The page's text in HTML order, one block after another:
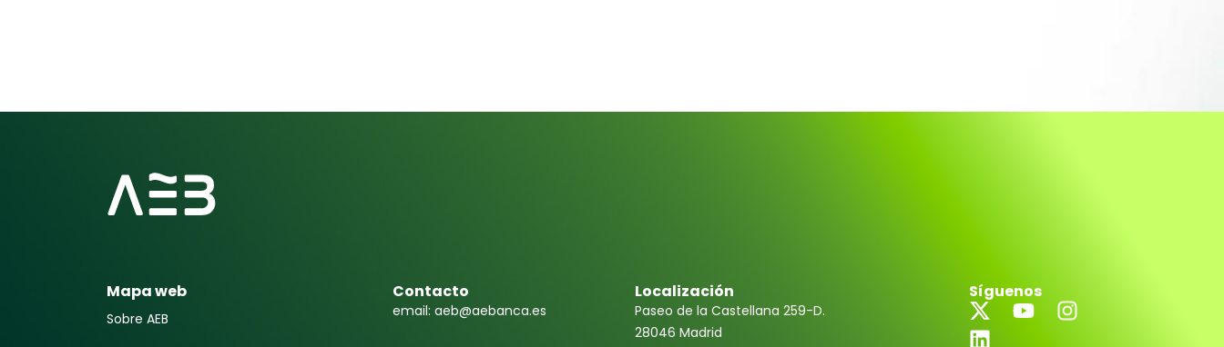
Mapa web
Sobre AEB
Contacto
email: aeb@aebanca.es
Localización
Paseo de la Castellana 259-D.
28046 Madrid
Síguenos